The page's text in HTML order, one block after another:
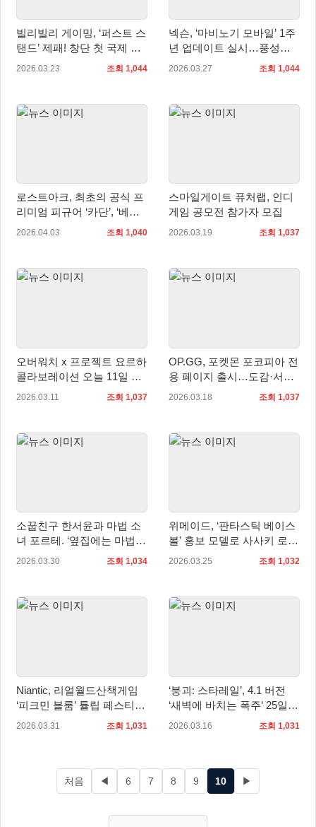
빌리빌리 게이밍, ‘퍼스트 스
탠드’ 제패! 창단 첫 국제 대
회 우승
2026.03.23 조회 1,044
넥슨, ‘마비노기 모바일’ 1주
년 업데이트 실시…풍성한
혜택 제공
2026.03.27 조회 1,044
로스트아크, 최초의 공식 프
리미엄 피규어 ‘카단’, ‘베아
트리스’ 출시
2026.04.03 조회 1,040
스마일게이트 퓨처랩, 인디
게임 공모전 참가자 모집
2026.03.19 조회 1,037
오버워치 x 프로젝트 요르하
콜라보레이션 오늘 11일 출
시
2026.03.11 조회 1,037
OP.GG, 포켓몬 포코피아 전
용 페이지 출시…도감·서식
지 정보 한눈에 확인
2026.03.18 조회 1,037
소꿉친구 한서윤과 마법 소
녀 포르테. ‘옆집에는 마법소
녀/소꿉친구가 산다’ 펀딩 성
2026.03.30 조회 1,034
위메이드, ‘판타스틱 베이스
볼’ 홍보 모델로 사사키 로키
선수 선정
2026.03.25 조회 1,032
Niantic, 리얼월드산책게임
‘피크민 블룸’ 튤립 페스티벌
이벤트 개최
2026.03.31 조회 1,031
‘붕괴: 스타레일’, 4.1 버전
‘새벽에 바치는 폭주’ 25일
업데이트
2026.03.16 조회 1,031
처음 ◀ 6 7 8 9 10 ▶